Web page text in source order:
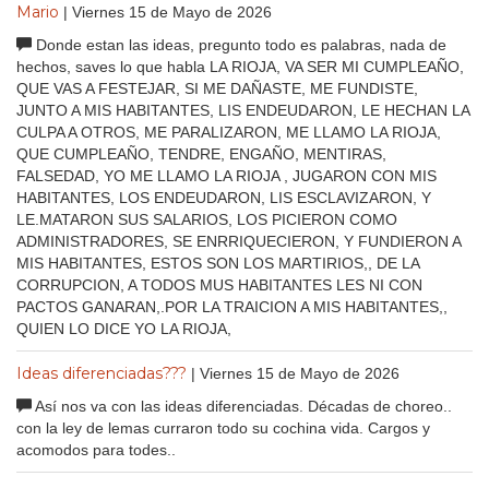
Mario | Viernes 15 de Mayo de 2026
Donde estan las ideas, pregunto todo es palabras, nada de
hechos, saves lo que habla LA RIOJA, VA SER MI CUMPLEAÑO,
QUE VAS A FESTEJAR, SI ME DAÑASTE, ME FUNDISTE,
JUNTO A MIS HABITANTES, LIS ENDEUDARON, LE HECHAN LA
CULPA A OTROS, ME PARALIZARON, ME LLAMO LA RIOJA,
QUE CUMPLEAÑO, TENDRE, ENGAÑO, MENTIRAS,
FALSEDAD, YO ME LLAMO LA RIOJA , JUGARON CON MIS
HABITANTES, LOS ENDEUDARON, LIS ESCLAVIZARON, Y
LE.MATARON SUS SALARIOS, LOS PICIERON COMO
ADMINISTRADORES, SE ENRRIQUECIERON, Y FUNDIERON A
MIS HABITANTES, ESTOS SON LOS MARTIRIOS,, DE LA
CORRUPCION, A TODOS MUS HABITANTES LES NI CON
PACTOS GANARAN,.POR LA TRAICION A MIS HABITANTES,,
QUIEN LO DICE YO LA RIOJA,
Ideas diferenciadas??? | Viernes 15 de Mayo de 2026
Así nos va con las ideas diferenciadas. Décadas de choreo..
con la ley de lemas curraron todo su cochina vida. Cargos y
acomodos para todes..